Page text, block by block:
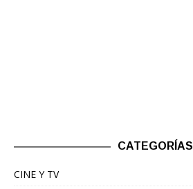
CATEGORÍAS
CINE Y TV